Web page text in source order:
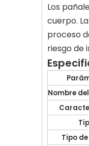
Los
cuerpo.
proceso
riesgo de
Nombre
Tipo